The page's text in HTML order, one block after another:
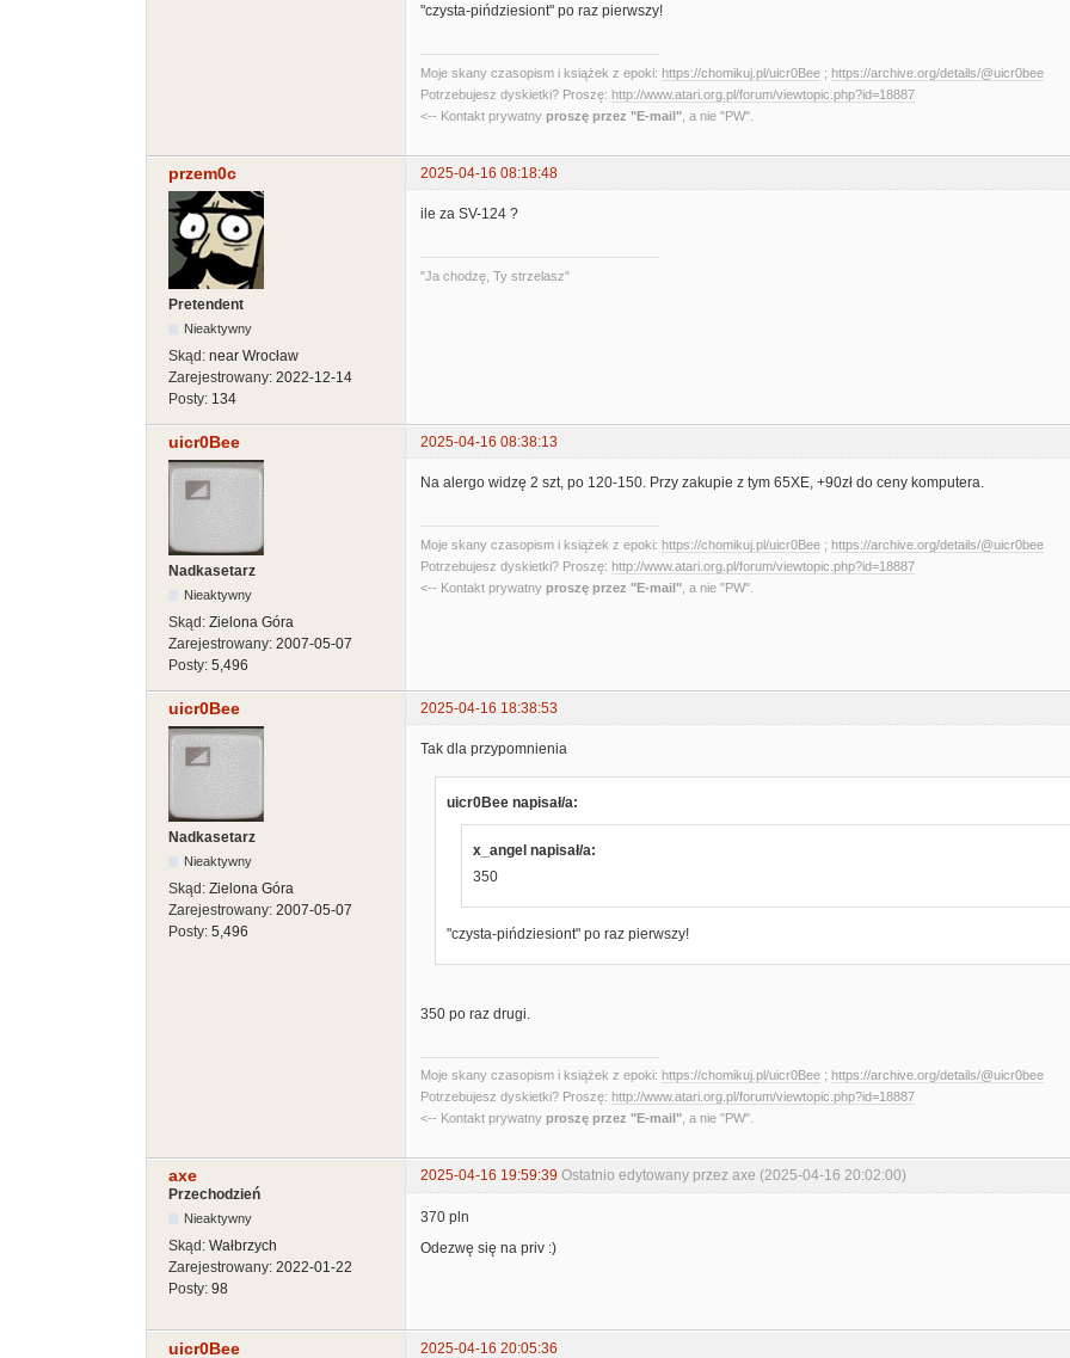
"czysta-pińdziesiont" po raz pierwszy!
Moje skany czasopism i książek z epoki: https://chomikuj.pl/uicr0Bee ; https://archive.org/details/@uicr0bee
Potrzebujesz dyskietki? Proszę: http://www.atari.org.pl/forum/viewtopic.php?id=18887
<-- Kontakt prywatny proszę przez "E-mail" , a nie "PW".
przem0c 2025-04-16 08:18:48
Pretendent
Nieaktywny
Skąd: near Wrocław
Zarejestrowany: 2022-12-14
Posty: 134
ile za SV-124 ?
"Ja chodzę, Ty strzelasz"
uicr0Bee 2025-04-16 08:38:13
Nadkasetarz
Nieaktywny
Skąd: Zielona Góra
Zarejestrowany: 2007-05-07
Posty: 5,496
Na alergo widzę 2 szt, po 120-150. Przy zakupie z tym 65XE, +90zł do ceny komputera.
Moje skany czasopism i książek z epoki: https://chomikuj.pl/uicr0Bee ; https://archive.org/details/@uicr0bee
Potrzebujesz dyskietki? Proszę: http://www.atari.org.pl/forum/viewtopic.php?id=18887
<-- Kontakt prywatny proszę przez "E-mail" , a nie "PW".
uicr0Bee 2025-04-16 18:38:53
Nadkasetarz
Nieaktywny
Skąd: Zielona Góra
Zarejestrowany: 2007-05-07
Posty: 5,496
Tak dla przypomnienia
uicr0Bee napisał/a:
x_angel napisał/a:
350
"czysta-pińdziesiont" po raz pierwszy!
350 po raz drugi.
Moje skany czasopism i książek z epoki: https://chomikuj.pl/uicr0Bee ; https://archive.org/details/@uicr0bee
Potrzebujesz dyskietki? Proszę: http://www.atari.org.pl/forum/viewtopic.php?id=18887
<-- Kontakt prywatny proszę przez "E-mail" , a nie "PW".
axe 2025-04-16 19:59:39 Ostatnio edytowany przez axe (2025-04-16 20:02:00)
Przechodzień
Nieaktywny
Skąd: Wałbrzych
Zarejestrowany: 2022-01-22
Posty: 98
370 pln
Odezwę się na priv :)
uicr0Bee 2025-04-16 20:05:36